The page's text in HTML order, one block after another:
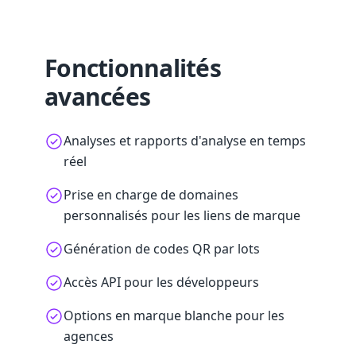
Fonctionnalités
avancées
Analyses et rapports d'analyse en temps
réel
Prise en charge de domaines
personnalisés pour les liens de marque
Génération de codes QR par lots
Accès API pour les développeurs
Options en marque blanche pour les
agences